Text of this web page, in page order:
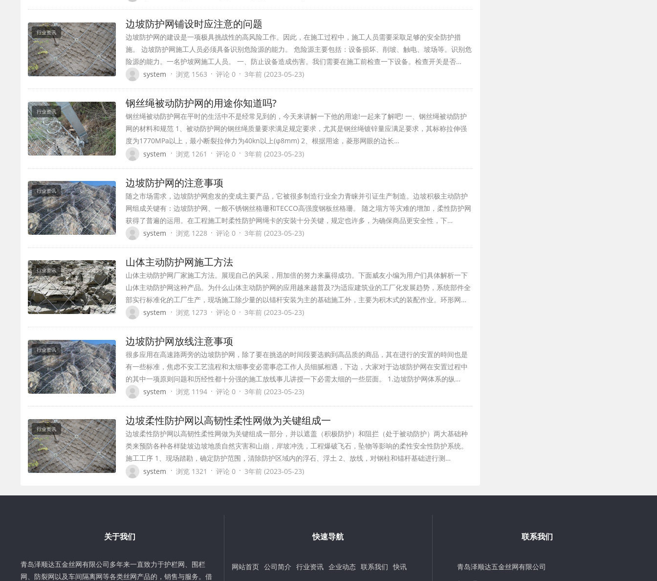
行业资讯
边坡防护网铺设时应注意的问题
边坡防护网的建设是一项极具挑战性的高风险工作。因此，在施工过程中，施工人员需要采取足够的安全防护措
施。 边坡防护网施工人员必须具备识别危险源的能力。 危险源主要包括：设备损坏、削坡、触电、坡场等。识别危
险源的能力。一名护坡网施工人员。 一、防止设备造成伤害。我们需要在施工前检查一下设备。检查开关是否…
system · 浏览 1563 · 评论 0 · 3年前 (2023-05-23)
行业资讯
钢丝绳被动防护网的用途你知道吗?
钢丝绳被动防护网在平时的生活中不是经常见到的，今天来讲解一下他的用途!一起来了解吧! 一、钢丝绳被动防护
网的材料和规范 1、被动防护网的钢丝绳质量要求满足规定要求，尤其是钢丝绳镀锌量应满足要求，其标称拉伸强
度为1770MPa以上，最小断裂拉伸力为40kn以上(φ8mm) 2、根据用途，菱形网眼的边长…
system · 浏览 1261 · 评论 0 · 3年前 (2023-05-23)
行业资讯
边坡防护网的注意事项
随之市场需求，边坡防护网愈发的变成主要产品，它被很多制造行业全力青睐并引证生产制造。边坡积极主动防护
网组成关键有：边坡防护网、一般不锈钢丝格珊和TECCO高强度钢板丝格珊。 随之塌方等灾难的增加，柔性防护网
获得了普遍的运用。在工程施工时柔性防护网绳卡的安裝十分关键，规定也许多，为确保商品更安全性，下…
system · 浏览 1228 · 评论 0 · 3年前 (2023-05-23)
行业资讯
山体主动防护网施工方法
山体主动防护网厂家施工方法。展现自己的风采，用加倍的努力来赢得成功。下面威友小编为用户们具体解析一下
山体主动防护网这种产品。为什么山体主动防护网的应用越来越普及?为适应建筑业的工厂化发展趋势，系统部件全
部实行标准化的工厂生产，现场施工除少量的以锚杆安装为主的基础施工外，主要为积木式的装配作业。环形网…
system · 浏览 1273 · 评论 0 · 3年前 (2023-05-23)
行业资讯
边坡防护网放线注意事项
很多应用在高速路两旁的边坡防护网，除了要在挑选的时间段要选购到高品质的商品，其在进行的安置的時间也是
有一些标准，焦虑不安工艺流程和太细事变必需事恋工作人员细腻相遇，下边，大家对于边坡防护网在安置过程中
的其中一项原则问题和历经性都十分强的施工放线事儿讲授一下必需太细的一些层面。 1.边坡防护网体系的纵…
system · 浏览 1194 · 评论 0 · 3年前 (2023-05-23)
行业资讯
边坡柔性防护网以高韧性柔性网做为关键组成一
边坡柔性防护网以高韧性柔性网做为关键组成一部分，并以遮盖（积极防护）和阻拦（处于被动防护）两大基础种
类来预防各种各样陡坡边坡地质自然灾害和山崩，岸坡冲洗，工程爆破飞石，坠物等影响的柔性安全性防护系统。
施工工序 1、现场踏勘，确定防护范围，清除防护区域内的浮石、浮土 2、放线，对钢柱和锚杆基础进行测…
system · 浏览 1321 · 评论 0 · 3年前 (2023-05-23)
关于我们
青岛泽顺达五金丝网有限公司多年来一直致力于护栏网、围栏
网、防裂网以及车间隔离网等各类丝网产品的，销售与服务。借
快速导航
网站首页 公司简介 行业资讯 企业动态 联系我们 快讯
联系我们
青岛泽顺达五金丝网有限公司